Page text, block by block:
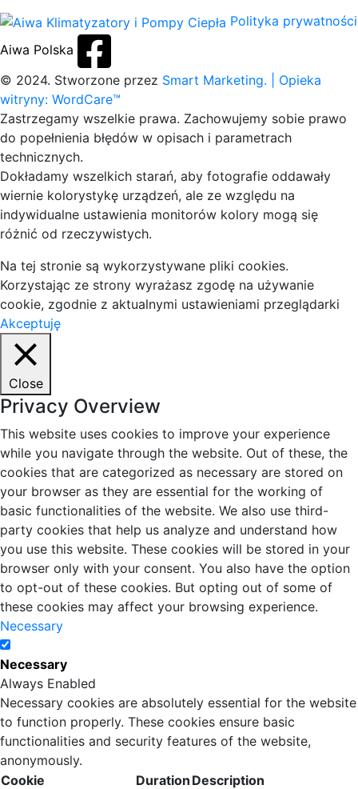
Polityka prywatności
Aiwa Polska
© 2024. Stworzone przez Smart Marketing.
| Opieka
witryny: WordCare™
Zastrzegamy wszelkie prawa. Zachowujemy sobie prawo
do popełnienia błędów w opisach i parametrach
technicznych.
Dokładamy wszelkich starań, aby fotografie oddawały
wiernie kolorystykę urządzeń, ale ze względu na
indywidualne ustawienia monitorów kolory mogą się
różnić od rzeczywistych.
Na tej stronie są wykorzystywane pliki cookies.
Korzystając ze strony wyrażasz zgodę na używanie
cookie, zgodnie z aktualnymi ustawieniami przeglądarki
Akceptuję
Close
Privacy Overview
This website uses cookies to improve your experience
while you navigate through the website. Out of these, the
cookies that are categorized as necessary are stored on
your browser as they are essential for the working of
basic functionalities of the website. We also use third-
party cookies that help us analyze and understand how
you use this website. These cookies will be stored in your
browser only with your consent. You also have the option
to opt-out of these cookies. But opting out of some of
these cookies may affect your browsing experience.
Necessary
Necessary
Always Enabled
Necessary cookies are absolutely essential for the website
to function properly. These cookies ensure basic
functionalities and security features of the website,
anonymously.
Cookie
Duration Description